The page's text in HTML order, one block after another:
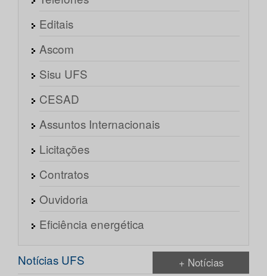
Editais
Ascom
Sisu UFS
CESAD
Assuntos Internacionais
Licitações
Contratos
Ouvidoria
Eficiência energética
Notícias UFS + Notícias